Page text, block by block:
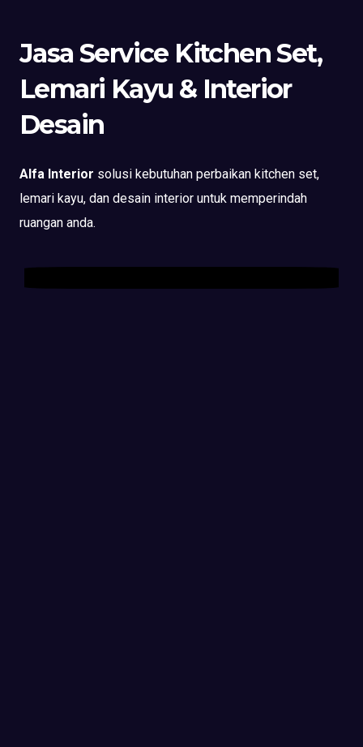
Jasa Service Kitchen Set,
Lemari Kayu & Interior
Desain
Alfa Interior solusi kebutuhan perbaikan kitchen set,
lemari kayu, dan desain interior untuk memperindah
ruangan anda.